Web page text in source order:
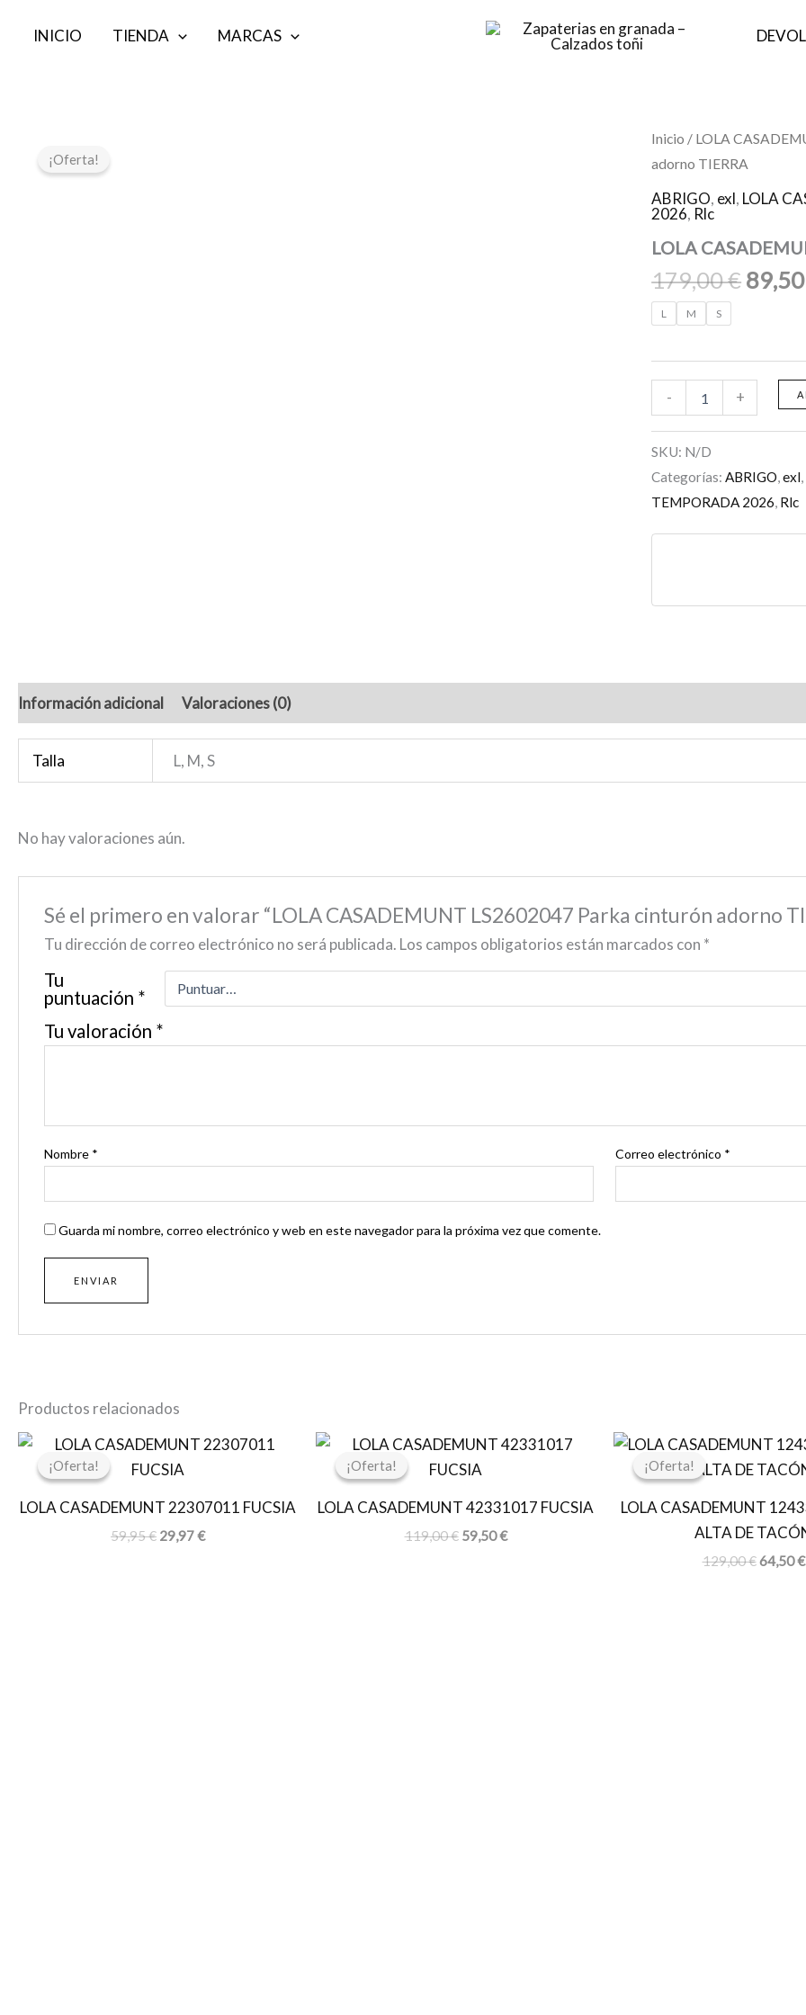
INICIO TIENDA MARCAS
¡Oferta!
Inicio / LOLA
adorno TIERRA
ABRIGO, exl, LOLA
2026, Rlc
LOLA
179,00€
El
precio
era:
L M S
-
LOLA
LS2602047
cinturón
adorno
TIERRA
cantidad
+
SKU: N/D
Categorías:ABRIGO,exl,
TEMPORADA 2026, Rlc
Información adicional Valoraciones (0)
Talla L, M, S
No hay valoraciones aún.
Sé el primero en valorar “LOLA CASADEMUNT LS2602047 Parka cinturón adorno
Tu dirección de correo electrónico no será publicada. Los campos obligatorios están marcados con *
Tu
puntuación *
Tu valoración *
Nombre * Correo electrónico *
Guarda mi nombre, correo electrónico y web en este navegador para la próxima vez que comente.
Productos relacionados
¡Oferta!
¡Oferta!
LOLA CASADEMUNT 22307011 FUCSIA
59,95€
El
original
59,95 €.
29,97€
El
29,97 €.
¡Oferta!
¡Oferta!
LOLA CASADEMUNT 42331017 FUCSIA
119,00€
El
original
119,00 €.
59,50€
El
59,50 €.
¡Oferta!
¡Oferta!
LOLA CASADEMUNT
ALTA DE
129,00€
El
original
129,00
64,50€